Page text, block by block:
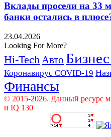
Вклады просели на 33
банки остались в
23.04.2026
Looking For More?
Hi-Tech Авто
Коронавирус COVID-19
Финансы
© 2015-2026. Данный ресурс
и IQ 130